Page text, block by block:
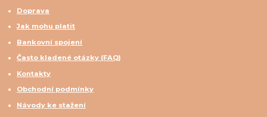
Doprava
Jak mohu platit
Bankovní spojení
Často kladené otázky (FAQ)
Kontakty
Obchodní podmínky
Návody ke stažení